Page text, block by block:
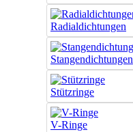
Radialdichtungen
Stangendichtungen
Stützringe
V-Ringe